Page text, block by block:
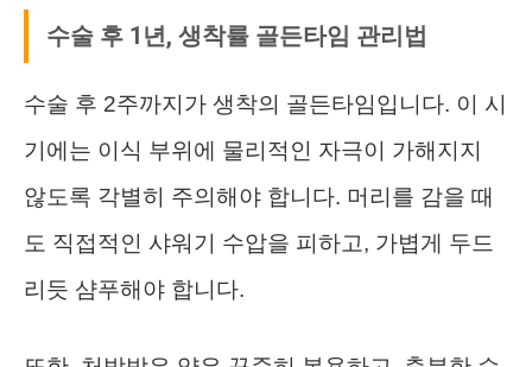
수술 후 1년, 생착률 골든타임 관리법
수술 후 2주까지가 생착의 골든타임입니다. 이 시
기에는 이식 부위에 물리적인 자극이 가해지지
않도록 각별히 주의해야 합니다. 머리를 감을 때
도 직접적인 샤워기 수압을 피하고, 가볍게 두드
리듯 샴푸해야 합니다.